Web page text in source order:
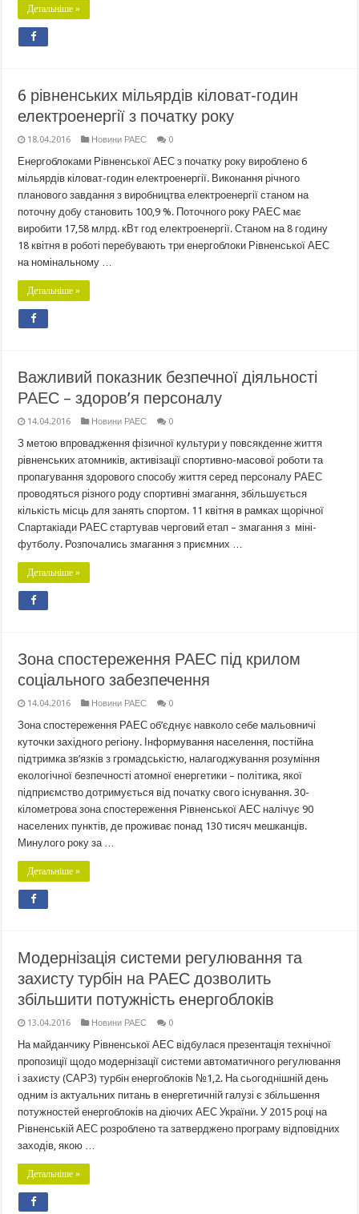
Детальніше »
6 рівненських мільярдів кіловат-годин
електроенергії з початку року
18.04.2016 Новини РАЕС 0
Енергоблоками Рівненської АЕС з початку року вироблено 6
мільярдів кіловат-годин електроенергії. Виконання річного
планового завдання з виробництва електроенергії станом на
поточну добу становить 100,9 %. Поточного року РАЕС має
виробити 17,58 млрд. кВт год електроенергії. Станом на 8 годину
18 квітня в роботі перебувають три енергоблоки Рівненської АЕС
на номінальному …
Детальніше »
Важливий показник безпечної діяльності
РАЕС – здоров’я персоналу
14.04.2016 Новини РАЕС 0
З метою впровадження фізичної культури у повсякденне життя
рівненських атомників, активізації спортивно-масової роботи та
пропагування здорового способу життя серед персоналу РАЕС
проводяться різного роду спортивні змагання, збільшується
кількість місць для занять спортом. 11 квітня в рамках щорічної
Спартакіади РАЕС стартував черговий етап – змагання з міні-
футболу. Розпочались змагання з приємних …
Детальніше »
Зона спостереження РАЕС під крилом
соціального забезпечення
14.04.2016 Новини РАЕС 0
Зона спостереження РАЕС об’єднує навколо себе мальовничі
куточки західного регіону. Інформування населення, постійна
підтримка зв’язків з громадськістю, налагоджування розуміння
екологічної безпечності атомної енергетики – політика, якої
підприємство дотримується від початку свого існування. 30-
кілометрова зона спостереження Рівненської АЕС налічує 90
населених пунктів, де проживає понад 130 тисяч мешканців.
Минулого року за …
Детальніше »
Модернізація системи регулювання та
захисту турбін на РАЕС дозволить
збільшити потужність енергоблоків
13.04.2016 Новини РАЕС 0
На майданчику Рівненської АЕС відбулася презентація технічної
пропозиції щодо модернізації системи автоматичного регулювання
і захисту (САРЗ) турбін енергоблоків №1,2. На сьогоднішній день
одним із актуальних питань в енергетичній галузі є збільшення
потужностей енергоблоків на діючих АЕС України. У 2015 році на
Рівненській АЕС розроблено та затверджено програму відповідних
заходів, якою …
Детальніше »